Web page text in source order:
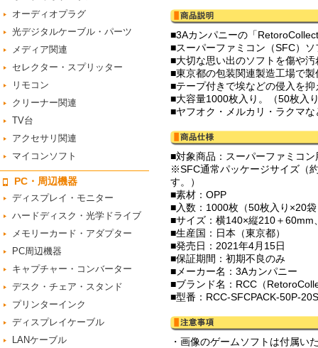
オーディオプラグ
光デジタルケーブル・パーツ
メディア関連
セレクター・スプリッター
リモコン
クリーナー関連
TV台
アクセサリ関連
マイコンソフト
PC・周辺機器
ディスプレイ・モニター
ハードディスク・光学ドライブ
メモリーカード・アダプター
PC周辺機器
キャプチャー・コンバーター
デスク・チェア・スタンド
プリンターインク
ディスプレイケーブル
LANケーブル
■3Aカンパニーの「
■スーパーファミコン（SFC）
■大切な思い出のソフトを傷や
■東京都の包装関連製造工場で
■テープ付きで埃などの侵入を抑
■大容量1000枚入り。（50枚入
■ヤフオク・メルカリ・ラクマ
■対象商品：スーパーファミコ
※SFC通常パッケージサイズ（
す。）
■素材：OPP
■入数：1000枚（50枚入り×20
■サイズ：横140×縦210＋60mm
■生産国：日本（東京都）
■発売日：2021年4月15日
■保証期間：初期不良のみ
■メーカー名：3Aカンパニー
■ブランド名：RCC（
■型番：RCC-SFCPACK-50P-
・画像のゲームソフトは付属い